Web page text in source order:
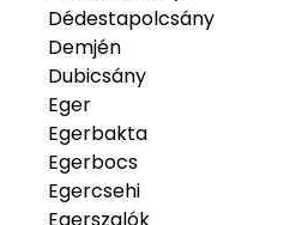
Dédestapolcsány
Demjén
Dubicsány
Eger
Egerbakta
Egerbocs
Egercsehi